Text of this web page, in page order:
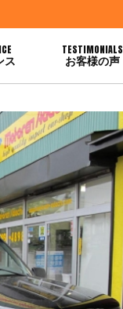
ス
TESTIMONIALS
お客様の声